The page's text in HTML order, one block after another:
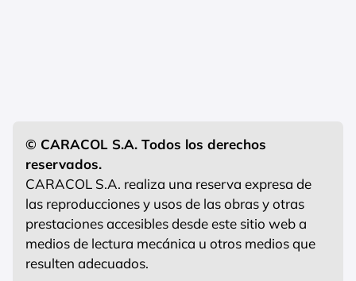
© CARACOL S.A. Todos los derechos
reservados.
CARACOL S.A. realiza una reserva expresa de
las reproducciones y usos de las obras y otras
prestaciones accesibles desde este sitio web a
medios de lectura mecánica u otros medios que
resulten adecuados.